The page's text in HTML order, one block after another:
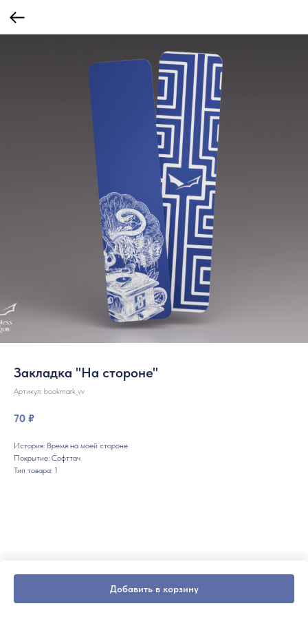
Закладка "На стороне"
Артикул: bookmark_vv
70 ₽
Добавить в корзину
История: Время на моей стороне
Покрытие: Софттач
Тип товара: 1